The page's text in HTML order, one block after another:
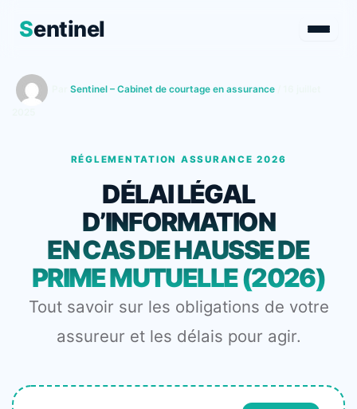
Sentinel
contenu
Sentinel – Cabinet de courtage en assurance
RÉGLEMENTATION ASSURANCE 2026
DÉLAI LÉGAL
D’INFORMATION
EN CAS DE HAUSSE DE
PRIME MUTUELLE (2026)
Tout savoir sur les obligations de votre
assureur et les délais pour agir.